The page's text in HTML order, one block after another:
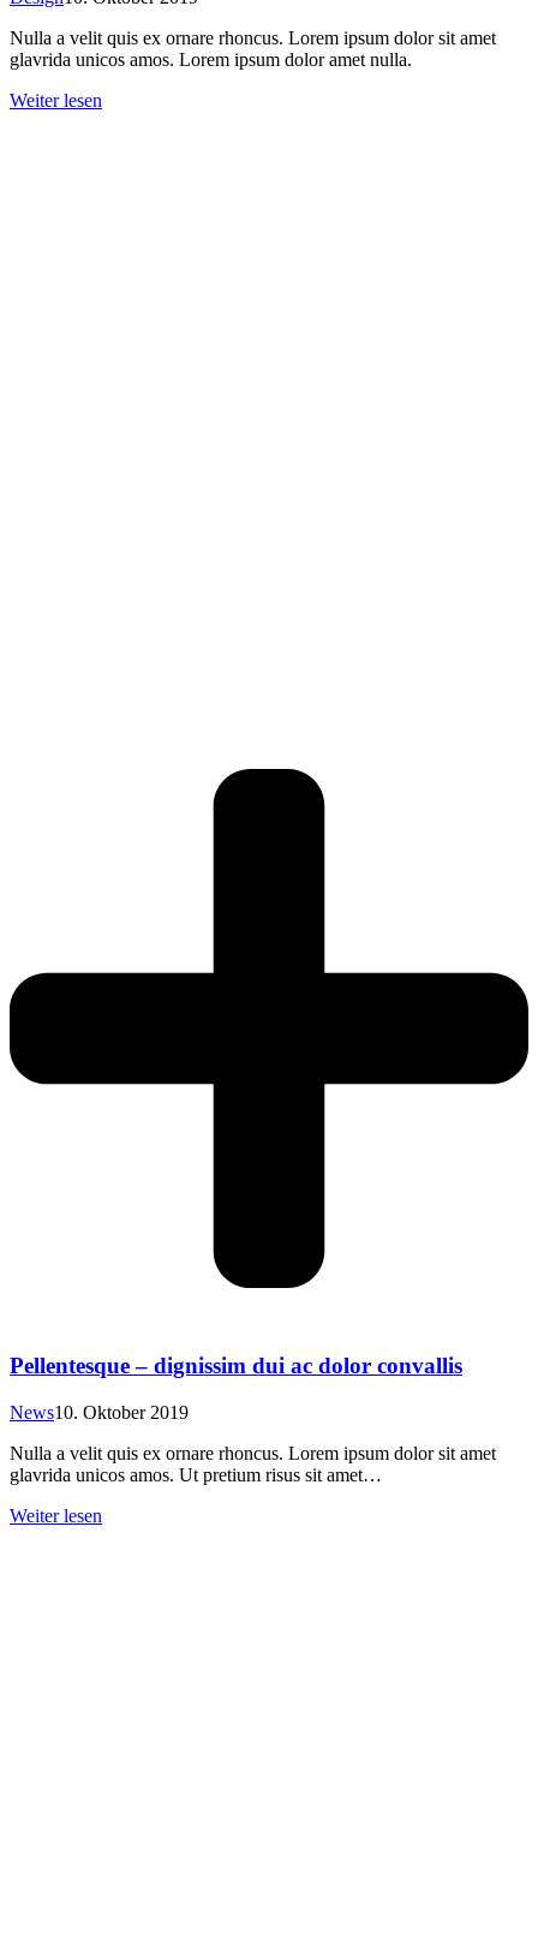
Nulla a velit quis ex ornare rhoncus. Lorem ipsum dolor sit amet
glavrida unicos amos. Lorem ipsum dolor amet nulla.
Weiter lesen
Pellentesque – dignissim dui ac dolor convallis
News10. Oktober 2019
Nulla a velit quis ex ornare rhoncus. Lorem ipsum dolor sit amet
glavrida unicos amos. Ut pretium risus sit amet…
Weiter lesen